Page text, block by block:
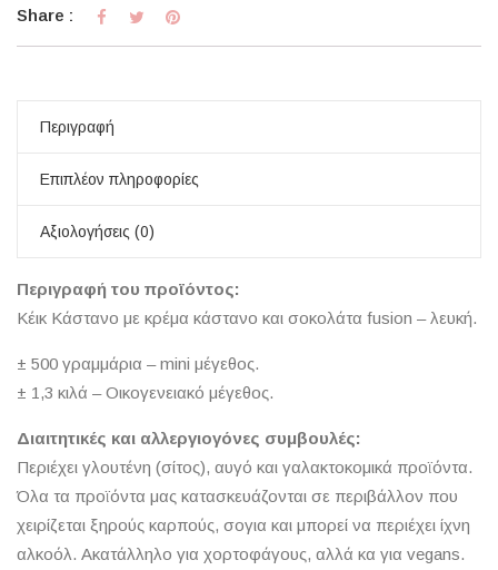
Share :
Περιγραφή
Επιπλέον πληροφορίες
Αξιολογήσεις (0)
Περιγραφή του προϊόντος:
Κέικ Κάστανο με κρέμα κάστανο και σοκολάτα fusion – λευκή.
± 500 γραμμάρια – mini μέγεθος.
± 1,3 κιλά – Οικογενειακό μέγεθος.
Διαιτητικές και αλλεργιογόνες συμβουλές:
Περιέχει γλουτένη (σίτος), αυγό και γαλακτοκομικά προϊόντα.
Όλα τα προϊόντα μας κατασκευάζονται σε περιβάλλον που
χειρίζεται ξηρούς καρπούς, σογια και μπορεί να περιέχει ίχνη
αλκοόλ. Ακατάλληλο για χορτοφάγους, αλλά κα για vegans.